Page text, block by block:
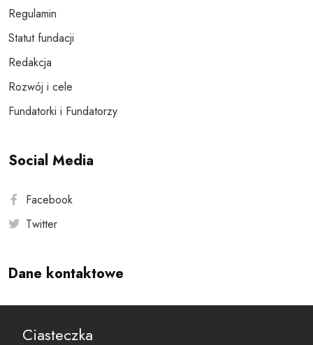
Regulamin
Statut fundacji
Redakcja
Rozwój i cele
Fundatorki i Fundatorzy
Social Media
Facebook
Twitter
Dane kontaktowe
reset@resetobywatelski.pl
Ciasteczka